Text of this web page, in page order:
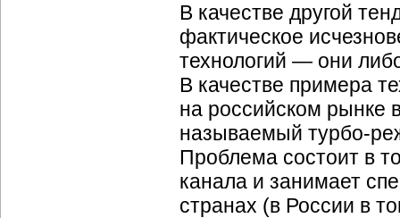
В качестве другой
фактическое
технологий — они
В качестве примера
на российском рынке
называемый турбо-
Проблема состоит в
канала и занимает
странах (в России в